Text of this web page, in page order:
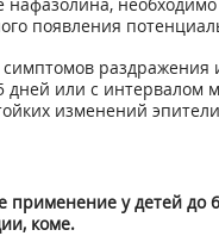
появления
или с интервалом
изменений
у детей
коме.